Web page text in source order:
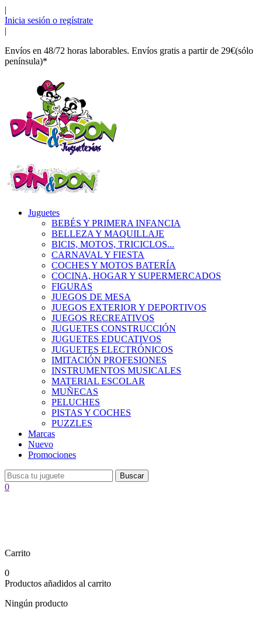
|
Inicia sesión o regístrate
|
Envíos en 48/72 horas laborables. Envíos gratis a partir de 29€(sólo
península)*
Juguetes
BEBÉS Y PRIMERA INFANCIA
BELLEZA Y MAQUILLAJE
BICIS, MOTOS, TRICICLOS...
CARNAVAL Y FIESTA
COCHES Y MOTOS BATERÍA
COCINA, HOGAR Y SUPERMERCADOS
FIGURAS
JUEGOS DE MESA
JUEGOS EXTERIOR Y DEPORTIVOS
JUEGOS RECREATIVOS
JUGUETES CONSTRUCCIÓN
JUGUETES EDUCATIVOS
JUGUETES ELECTRÓNICOS
IMITACIÓN PROFESIONES
INSTRUMENTOS MUSICALES
MATERIAL ESCOLAR
MUÑECAS
PELUCHES
PISTAS Y COCHES
PUZZLES
Marcas
Nuevo
Promociones
Buscar
0
Carrito
0
Productos añadidos al carrito
Ningún producto